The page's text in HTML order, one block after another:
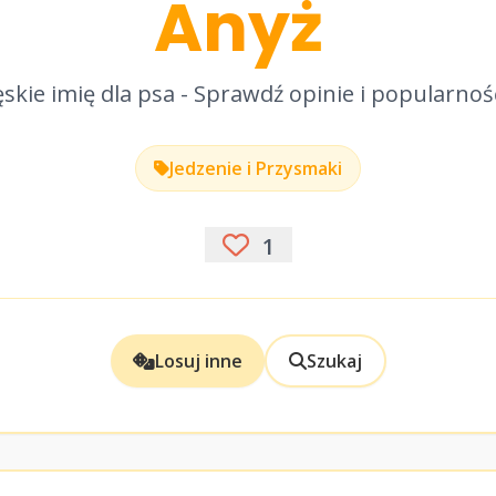
Anyż
imię dla psa - Sprawdź opinie i
Jedzenie i Przysmaki
1
Losuj inne Szukaj